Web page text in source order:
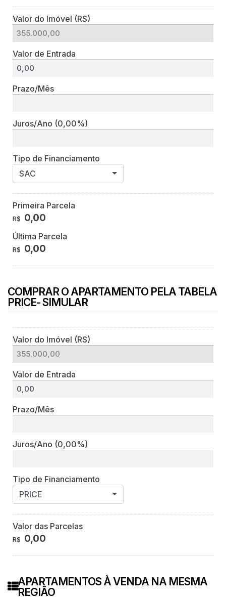
Valor do Imóvel (R$)
Valor de Entrada
Prazo/Mês
Juros/Ano (0,00%)
Tipo de Financiamento
SAC
Primeira Parcela
R$ 0,00
Última Parcela
R$ 0,00
COMPRAR O APARTAMENTO PELA TABELA
PRICE- SIMULAR
Valor do Imóvel (R$)
Valor de Entrada
Prazo/Mês
Juros/Ano (0,00%)
Tipo de Financiamento
PRICE
Valor das Parcelas
R$ 0,00
APARTAMENTOS À VENDA NA MESMA
REGIÃO